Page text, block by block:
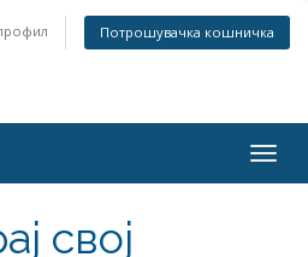
Потрошувачка кошничка
свој